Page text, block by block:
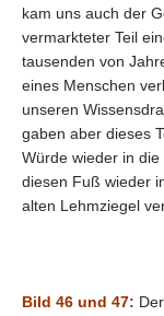
kam uns auch der
vermarkteter Teil
tausenden von
eines Menschen
unseren
gaben aber dieses
Würde wieder in die
diesen Fuß wieder
alten Lehmziegel
Bild 46 und 47: